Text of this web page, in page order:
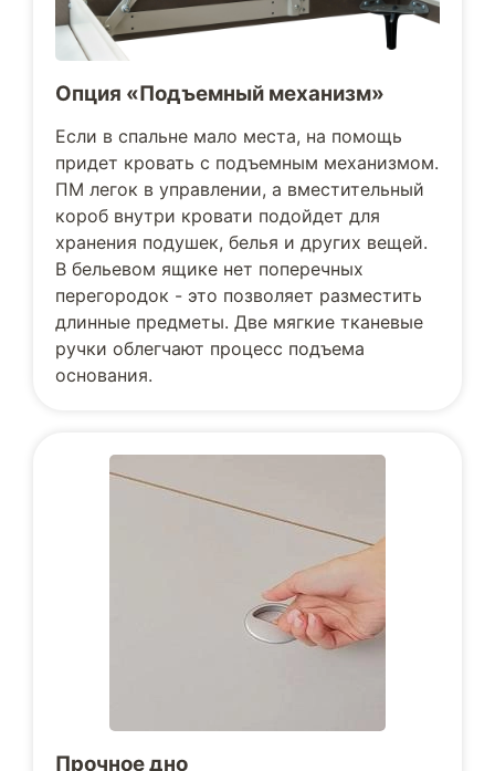
Опция «Подъемный механизм»
Если в спальне мало места, на помощь
придет кровать с подъемным механизмом.
ПМ легок в управлении, а вместительный
короб внутри кровати подойдет для
хранения подушек, белья и других вещей.
В бельевом ящике нет поперечных
перегородок - это позволяет разместить
длинные предметы. Две мягкие тканевые
ручки облегчают процесс подъема
основания.
Прочное дно